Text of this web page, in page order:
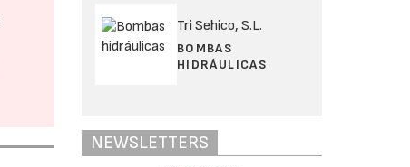
Tri Sehico, S.L.
BOMBAS
HIDRÁULICAS
NEWSLETTERS